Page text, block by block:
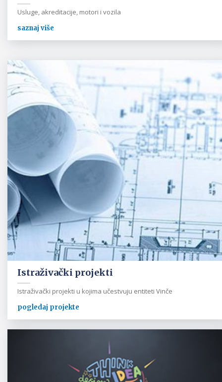
Usluge, akreditacije, motori i vozila
saznaj više
Istraživački projekti
Istraživački projekti u kojima učestvuju entiteti Vinče
pogledaj projekte